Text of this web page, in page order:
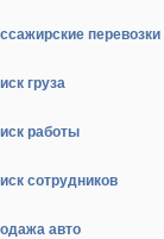
перевозки
груза
работы
сотрудников
авто